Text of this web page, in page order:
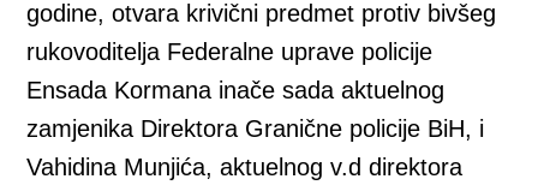
godine, otvara krivični predmet protiv bivšeg
rukovoditelja Federalne uprave policije
Ensada Kormana inače sada aktuelnog
zamjenika Direktora Granične policije BiH, i
Vahidina Munjića, aktuelnog v.d direktora